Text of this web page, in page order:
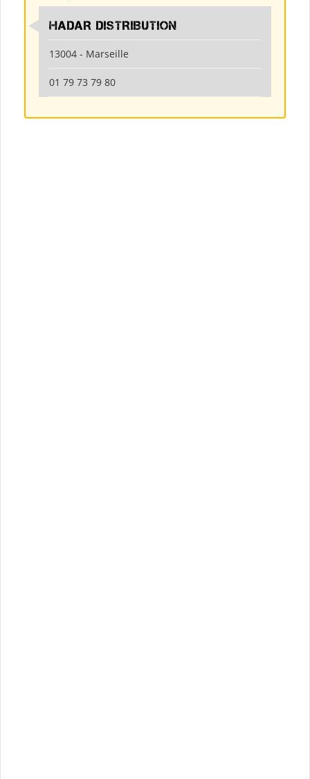
HADAR DISTRIBUTION
13004 - Marseille
01 79 73 79 80